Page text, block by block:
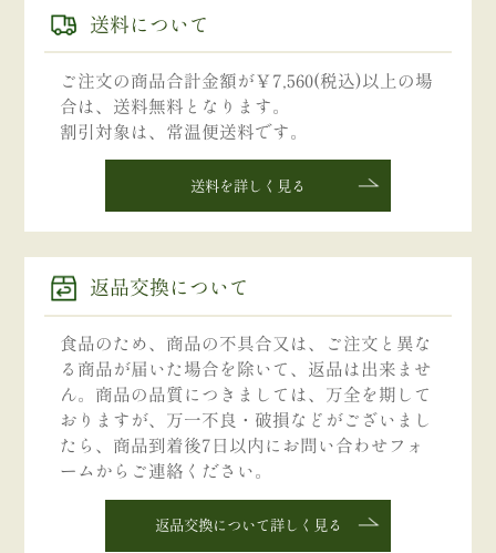
送料について
ご注文の商品合計金額が￥7,560(税込)以上の場
合は、送料無料となります。
割引対象は、常温便送料です。
送料を詳しく見る
返品交換について
食品のため、商品の不具合又は、ご注文と異な
る商品が届いた場合を除いて、返品は出来ませ
ん。商品の品質につきましては、万全を期して
おりますが、万一不良・破損などがございまし
たら、商品到着後7日以内にお問い合わせフォ
ームからご連絡ください。
返品交換について詳しく見る